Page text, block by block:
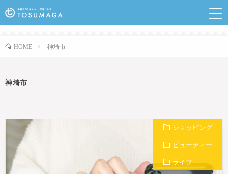
HOME 神埼市
神埼市
ショッピング
ビューティー
ライフ